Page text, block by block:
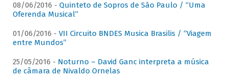
08/06/2016 - Quinteto de Sopros de São Paulo / “Uma
Oferenda Musical”
01/06/2016 - VII Circuito BNDES Musica Brasilis / “Viagem
entre Mundos”
25/05/2016 - Noturno – David Ganc interpreta a música
de câmara de Nivaldo Ornelas